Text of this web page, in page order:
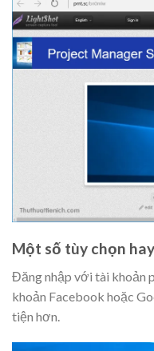
Một số tùy chọn
Đăng nhập với tài khoản
khoản Facebook hoặc
tiện hơn.